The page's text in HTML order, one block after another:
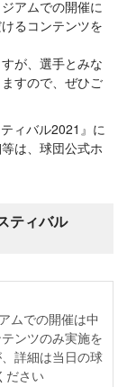
アムでの開催に
るコンテンツを
が、選手とみな
すので、ぜひご
ィバル2021』に
は、球団公式ホ
ティバル
ムでの開催は中
ンツのみ実施を
詳細は当日の球
ださい